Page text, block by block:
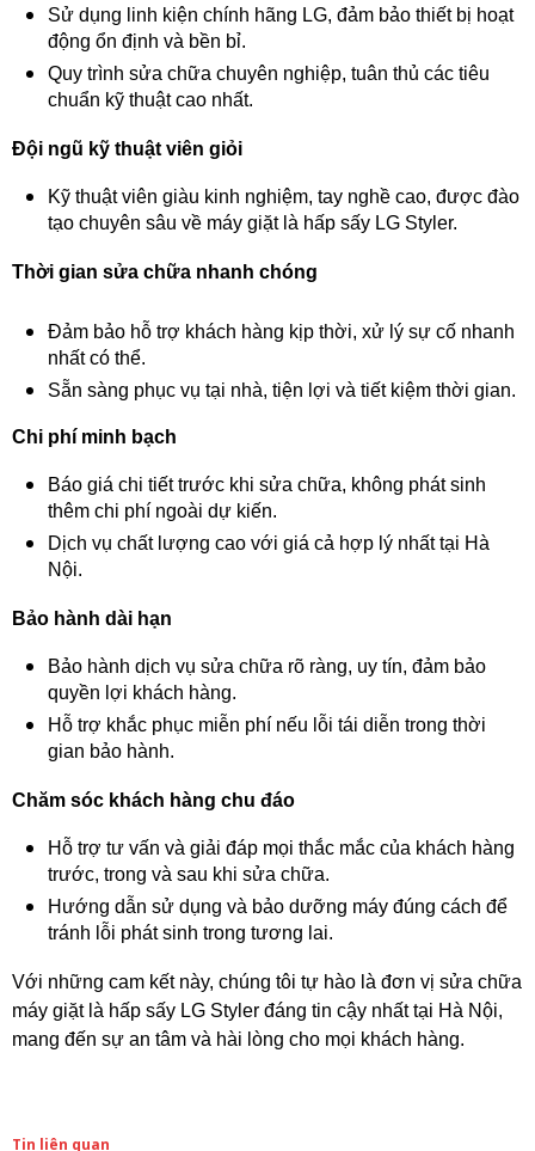
Sử dụng linh kiện chính hãng LG, đảm bảo thiết bị hoạt
động ổn định và bền bỉ.
Quy trình sửa chữa chuyên nghiệp, tuân thủ các tiêu
chuẩn kỹ thuật cao nhất.
Đội ngũ kỹ thuật viên giỏi
Kỹ thuật viên giàu kinh nghiệm, tay nghề cao, được đào
tạo chuyên sâu về máy giặt là hấp sấy LG Styler.
Thời gian sửa chữa nhanh chóng
Đảm bảo hỗ trợ khách hàng kịp thời, xử lý sự cố nhanh
nhất có thể.
Sẵn sàng phục vụ tại nhà, tiện lợi và tiết kiệm thời gian.
Chi phí minh bạch
Báo giá chi tiết trước khi sửa chữa, không phát sinh
thêm chi phí ngoài dự kiến.
Dịch vụ chất lượng cao với giá cả hợp lý nhất tại Hà
Nội.
Bảo hành dài hạn
Bảo hành dịch vụ sửa chữa rõ ràng, uy tín, đảm bảo
quyền lợi khách hàng.
Hỗ trợ khắc phục miễn phí nếu lỗi tái diễn trong thời
gian bảo hành.
Chăm sóc khách hàng chu đáo
Hỗ trợ tư vấn và giải đáp mọi thắc mắc của khách hàng
trước, trong và sau khi sửa chữa.
Hướng dẫn sử dụng và bảo dưỡng máy đúng cách để
tránh lỗi phát sinh trong tương lai.
Với những cam kết này, chúng tôi tự hào là đơn vị sửa chữa
máy giặt là hấp sấy LG Styler đáng tin cậy nhất tại Hà Nội,
mang đến sự an tâm và hài lòng cho mọi khách hàng.
Tin liên quan